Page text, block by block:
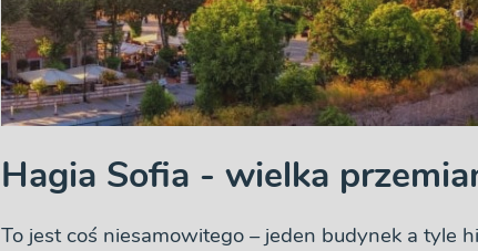
Hagia Sofia - wielka
To jest coś niesamowitego – jeden budynek a tyle